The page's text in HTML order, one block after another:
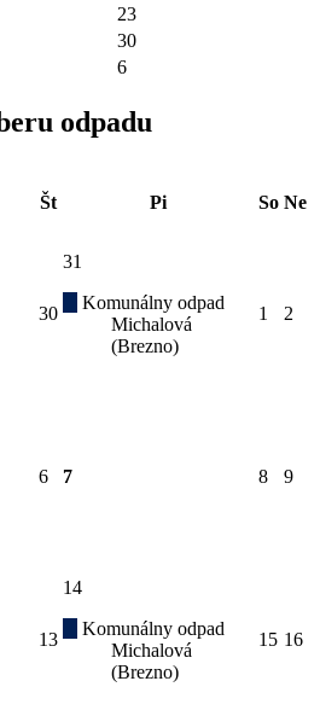
23
30
6
odpadu
Št Pi So Ne
30
31
Komunálny odpad
Michalová
(Brezno)
1 2
6 7 8 9
13
14
Komunálny odpad
Michalová
(Brezno)
15 16